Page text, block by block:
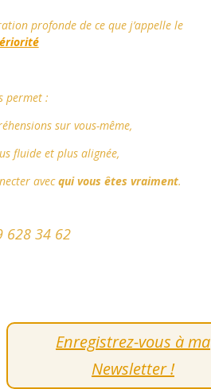
profonde de ce que j’appelle le
permet :
sur vous-même,
fluide et plus alignée,
avecqui vous êtes vraiment.
628 34 62
Enregistrez-vous à ma
Newsletter !